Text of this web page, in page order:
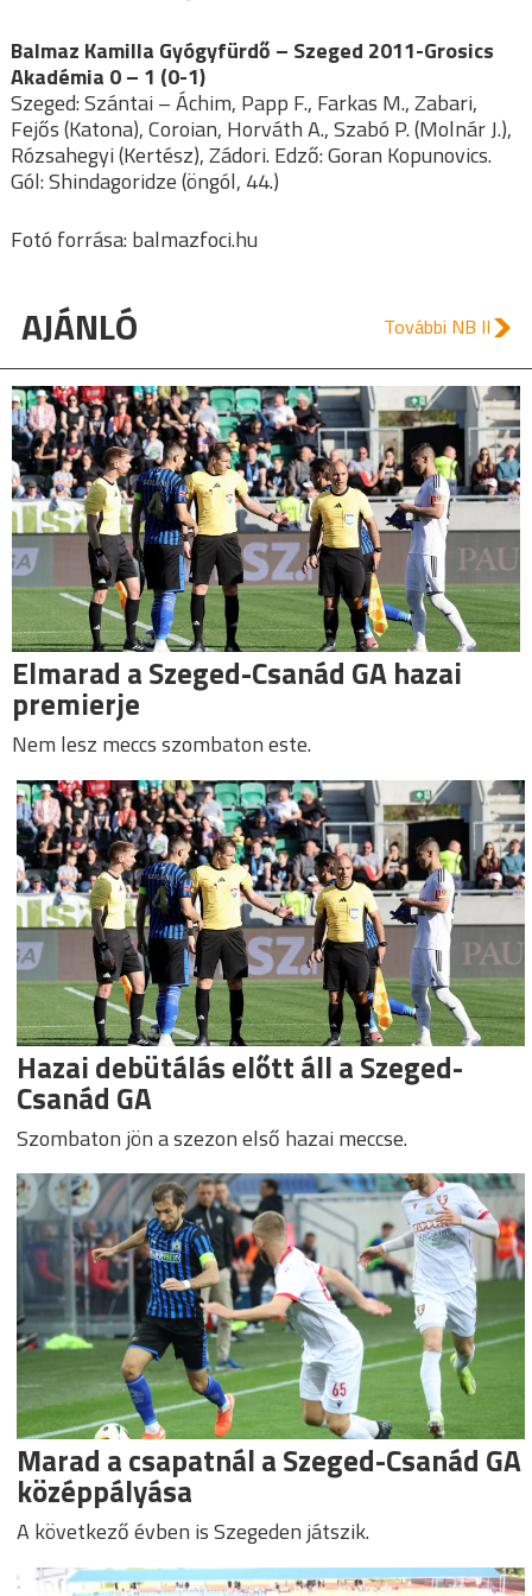
Balmaz Kamilla Gyógyfürdő – Szeged 2011-Grosics
Akadémia 0 – 1 (0-1)
Szeged: Szántai – Áchim, Papp F., Farkas M., Zabari,
Fejős (Katona), Coroian, Horváth A., Szabó P. (Molnár J.),
Rózsahegyi (Kertész), Zádori. Edző: Goran Kopunovics.
Gól: Shindagoridze (öngól, 44.)
Fotó forrása: balmazfoci.hu
AJÁNLÓ További NB II
Elmarad a Szeged-Csanád GA hazai
premierje
Nem lesz meccs szombaton este.
Hazai debütálás előtt áll a Szeged-
Csanád GA
Szombaton jön a szezon első hazai meccse.
Marad a csapatnál a Szeged-Csanád GA
középpályása
A következő évben is Szegeden játszik.